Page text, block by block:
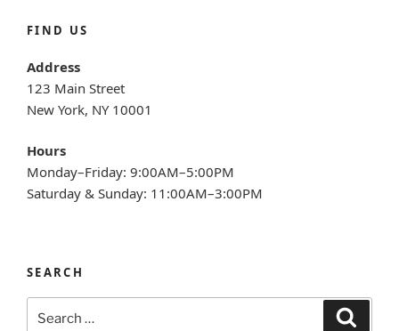
FIND US
Address
123 Main Street
New York, NY 10001
Hours
Monday–Friday: 9:00AM–5:00PM
Saturday & Sunday: 11:00AM–3:00PM
SEARCH